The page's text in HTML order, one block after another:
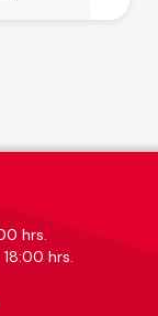
hrs.
hrs.